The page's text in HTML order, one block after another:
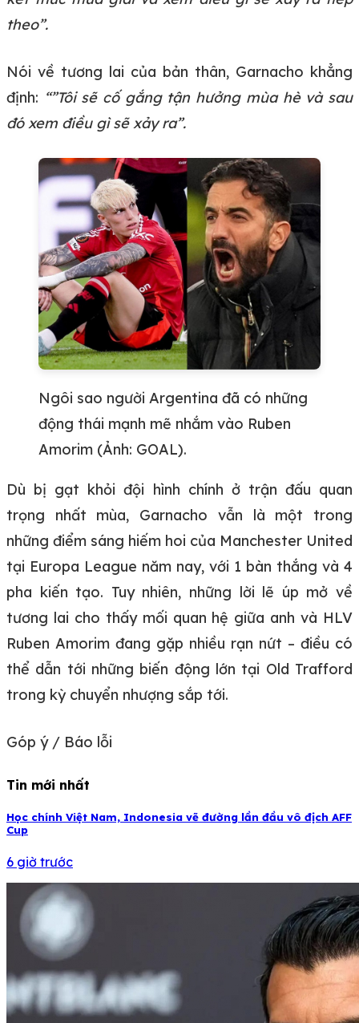
theo”.
Nói về tương lai của bản thân, Garnacho khẳng
định: “”Tôi sẽ cố gắng tận hưởng mùa hè và sau
đó xem điều gì sẽ xảy ra”.
Ngôi sao người Argentina đã có những
động thái mạnh mẽ nhắm vào Ruben
Amorim (Ảnh: GOAL).
Dù bị gạt khỏi đội hình chính ở trận đấu quan
trọng nhất mùa, Garnacho vẫn là một trong
những điểm sáng hiếm hoi của Manchester United
tại Europa League năm nay, với 1 bàn thắng và 4
pha kiến tạo. Tuy nhiên, những lời lẽ úp mở về
tương lai cho thấy mối quan hệ giữa anh và HLV
Ruben Amorim đang gặp nhiều rạn nứt – điều có
thể dẫn tới những biến động lớn tại Old Trafford
trong kỳ chuyển nhượng sắp tới.
Góp ý / Báo lỗi
Tin mới nhất
Học chính Việt Nam, Indonesia vẽ đường lần đầu vô địch AFF
Cup
6 giờ trước